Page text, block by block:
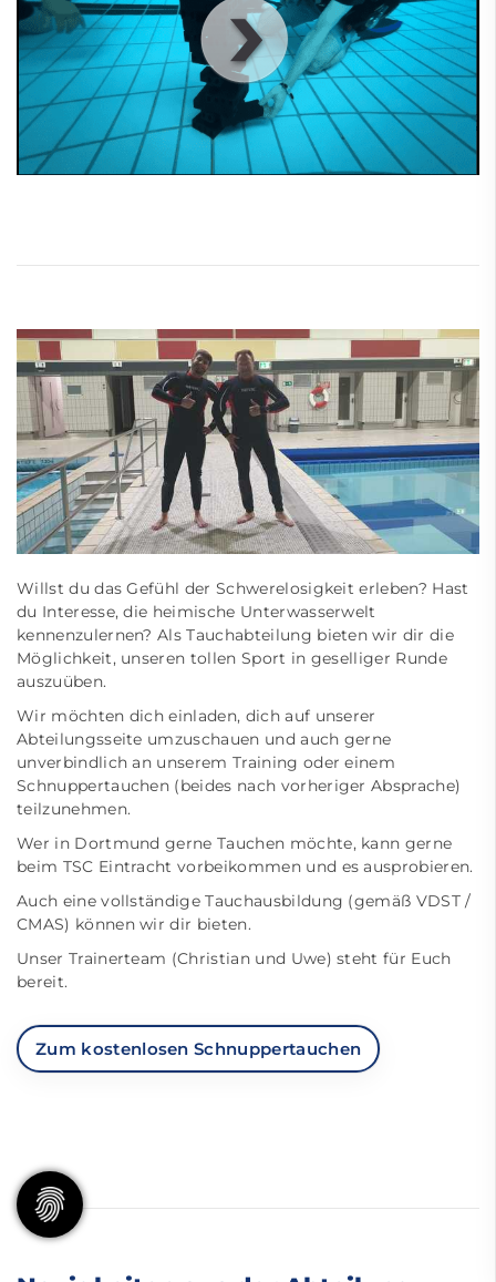
00 00:00 00: 00
Willst du das Gefühl der Schwerelosigkeit erleben? Hast
du Interesse, die heimische Unterwasserwelt
kennenzulernen? Als Tauchabteilung bieten wir dir die
Möglichkeit, unseren tollen Sport in geselliger Runde
auszuüben.
Wir möchten dich einladen, dich auf unserer
Abteilungsseite umzuschauen und auch gerne
unverbindlich an unserem Training oder einem
Schnuppertauchen (beides nach vorheriger Absprache)
teilzunehmen.
Wer in Dortmund gerne Tauchen möchte, kann gerne
beim TSC Eintracht vorbeikommen und es ausprobieren.
Auch eine vollständige Tauchausbildung (gemäß VDST /
CMAS) können wir dir bieten.
Unser Trainerteam (Christian und Uwe) steht für Euch
bereit.
Zum kostenlosen Schnuppertauchen